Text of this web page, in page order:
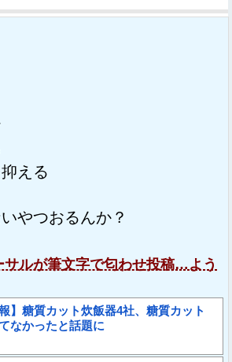
える
やつおるんか？
サルが筆文字で匂わせ投稿…よう
報】糖質カット炊飯器4社、糖質カット
なかったと話題に